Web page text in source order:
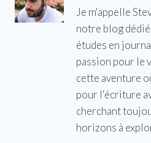
Je m'appelle
notre blog
études en
passion pour le
cette aventure
pour l'écriture
cherchant
horizons à